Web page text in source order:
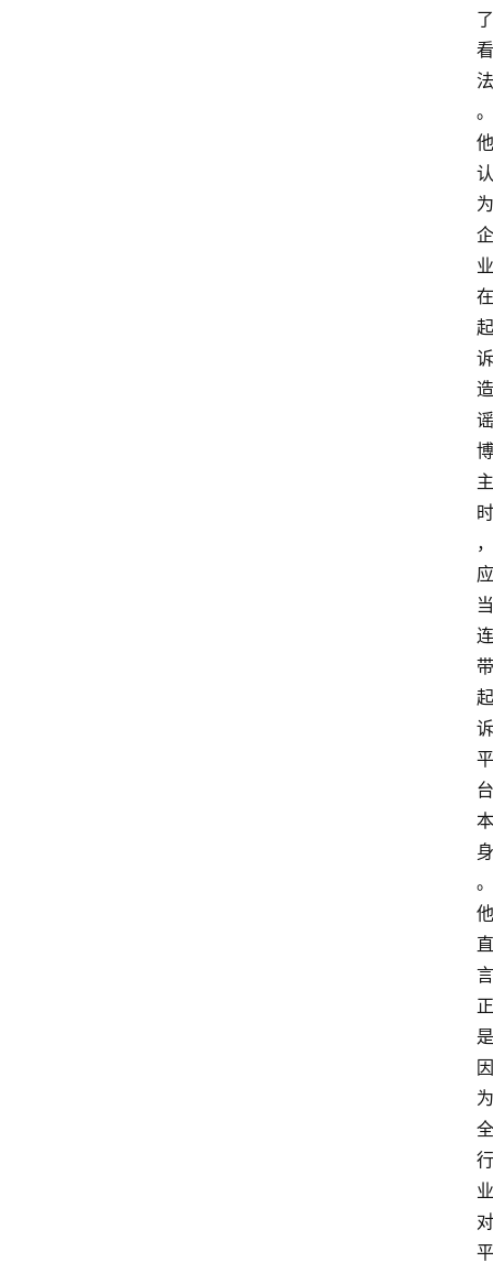
了
看
法
。
他
认
为
企
业
在
起
诉
造
谣
博
主
时
，
应
当
连
带
起
诉
平
台
本
身
。
他
直
言
正
是
因
为
全
行
业
对
平